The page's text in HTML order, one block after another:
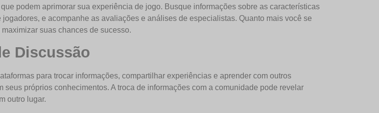
podem aprimorar sua experiência de jogo. Busque informações sobre as características
e acompanhe as avaliações e análises de especialistas. Quanto mais você se
suas chances de sucesso.
Discussão
para trocar informações, compartilhar experiências e aprender com outros
próprios conhecimentos. A troca de informações com a comunidade pode revelar
outro lugar.